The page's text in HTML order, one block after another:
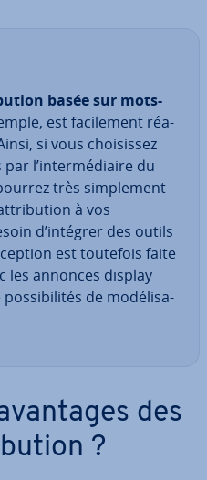
basée sur mots-
est fa­ci­le­ment réa­
si vous choi­sis­sez
l’in­ter­mé­diaire du
très sim­ple­ment
à vos
d’intégrer des outils
est toutefois faite
les annonces display
pos­si­bi­li­tés de mo­dé­li­sa­
des
?